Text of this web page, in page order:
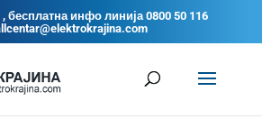
, бесплатна инфо линија 0800 50 116